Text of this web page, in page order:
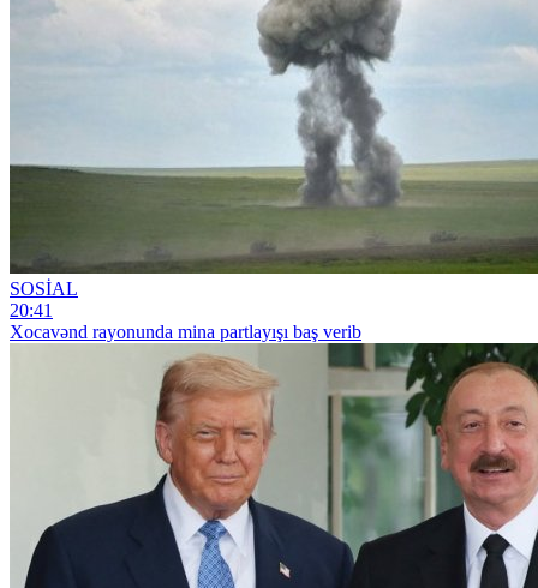
SOSİAL
20:41
Xocavənd rayonunda mina partlayışı baş verib